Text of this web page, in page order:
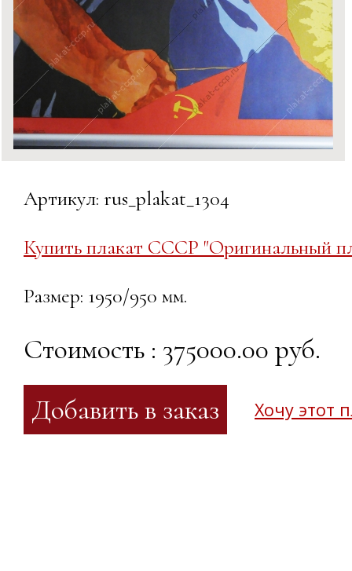
Артикул: rus_plakat_1304
Купить плакат СССР "Оригинальный
Размер: 1950/950 мм.
Стоимость : 375000.00 руб.
Хочу этот